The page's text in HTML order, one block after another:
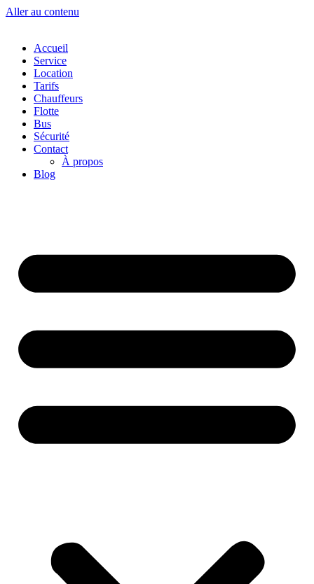
Aller au contenu
Accueil
Service
Location
Tarifs
Chauffeurs
Flotte
Bus
Sécurité
Contact
À propos
Blog